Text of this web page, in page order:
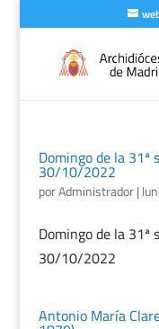
Domingo de la 31ª
30/10/2022
porAdministrador|
Domingo de la 31ª
30/10/2022
Antonio María